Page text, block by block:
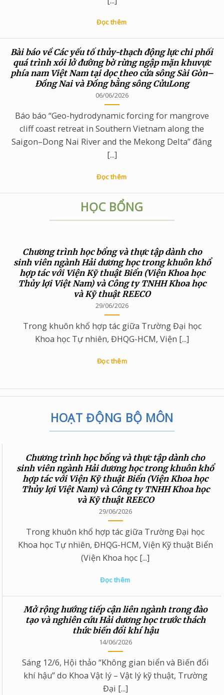
Đọc thêm
Bài báo về Các yếu tố thủy-thạch động lực chi phối
quá trình xói lở đường bờ rừng ngập mặn khuvực
phía nam Việt Nam tại dọc theo cửa sông Sài Gòn–
Đồng Nai và Đồng bằng sông CửuLong
06/06/2026
Báo báo “Geo-hydrodynamic forcing for mangrove
cliff coast retreat in Southern Vietnam along the
Saigon–Dong Nai River and the Mekong Delta” đăng
[...]
Đọc thêm
HỌC BỔNG
Chương trình học bổng và thực tập dành cho
sinh viên ngành Hải dương học trong khuôn khổ
hợp tác với Viện Kỹ thuật Biển (Viện Khoa học
Thủy lợi Việt Nam) và Công ty TNHH Khoa học
và Kỹ thuật REECO
29/06/2026
Trong khuôn khổ hợp tác giữa Trường Đại học
Khoa học Tự nhiên, ĐHQG-HCM, Viện [...]
Đọc thêm
HOẠT ĐỘNG BỘ MÔN
Chương trình học bổng và thực tập dành cho
sinh viên ngành Hải dương học trong khuôn khổ
hợp tác với Viện Kỹ thuật Biển (Viện Khoa học
Thủy lợi Việt Nam) và Công ty TNHH Khoa học
và Kỹ thuật REECO
29/06/2026
Trong khuôn khổ hợp tác giữa Trường Đại học
Khoa học Tự nhiên, ĐHQG-HCM, Viện Kỹ thuật Biển
(Viện Khoa học [...]
Đọc thêm
Mở rộng hướng tiếp cận liên ngành trong đào
tạo và nghiên cứu Hải dương học trước thách
thức biến đổi khí hậu
14/06/2026
Sáng 12/6, Hội thảo “Không gian biển và Biến đổi
khí hậu” do Khoa Vật lý – Vật lý kỹ thuật, Trường
Đại [...]